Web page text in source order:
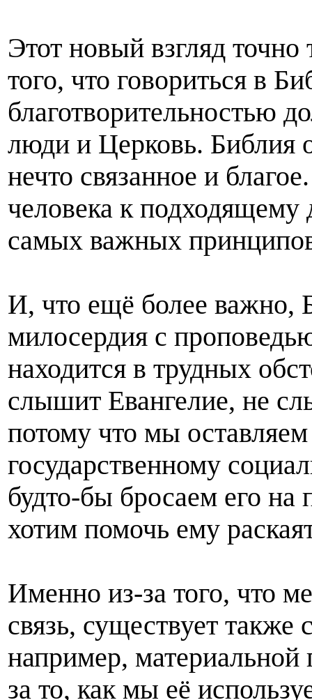
Этот новый взгляд точно
того, что говориться в
благотворительностью
люди и Церковь. Библия
нечто связанное и
человека к подходящему
самых важных
И, что ещё более важно,
милосердия с
находится в трудных
слышит Евангелие, не
потому что мы
государственному
будто-бы бросаем его на
хотим помочь ему
Именно из-за того, что
связь, существует
например,
за то, как мы её